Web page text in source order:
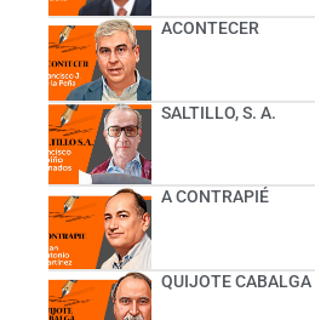
ACONTECER
SALTILLO, S. A.
A CONTRAPIÉ
QUIJOTE CABALGA